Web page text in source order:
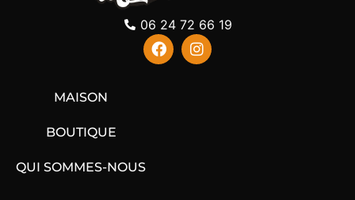
06 24 72 66 19
MAISON
BOUTIQUE
QUI SOMMES-NOUS